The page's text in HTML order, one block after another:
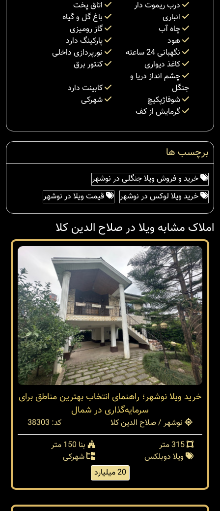
درب ریموت دار
اتاق پخت
انباری
باغ گل و گیاه
چاه آب
گاز رومیزی
هود
پارکینگ دارد
نگهبانی 24 ساعته
نورپردازی داخلی
کاغذ دیواری
کنتور برق
چشم انداز دریا و
جنگل
کابینت دارد
شوفاژپکیچ
شهرکی
گرمایش از کف
برچسب ها
خرید و فروش ویلا جنگلی در نوشهر
خرید ویلا لوکس در نوشهر
قیمت ویلا در نوشهر
املاک مشابه ویلا در صلاح الدین کلا
خرید ویلا نوشهر؛ راهنمای انتخاب بهترین مناطق برای
سرمایه‌گذاری در شمال
نوشهر / صلاح الدین کلا
کد: 38303
بنا 150 متر
ویلا دوبلکس
شهرکی
20 میلیارد